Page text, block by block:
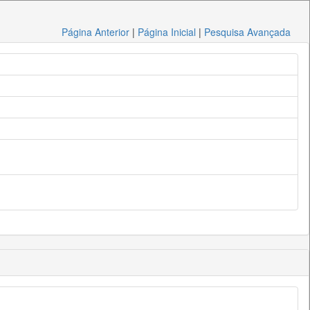
Página Anterior | Página Inicial | Pesquisa Avançada